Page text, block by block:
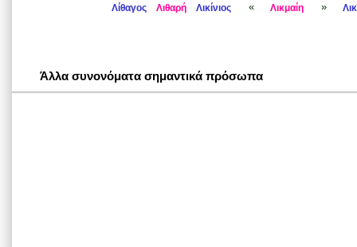
Λίθαγος Λιθαρή Λικίνιος « Λικμαίη »
Άλλα συνονόματα σημαντικά πρόσωπα